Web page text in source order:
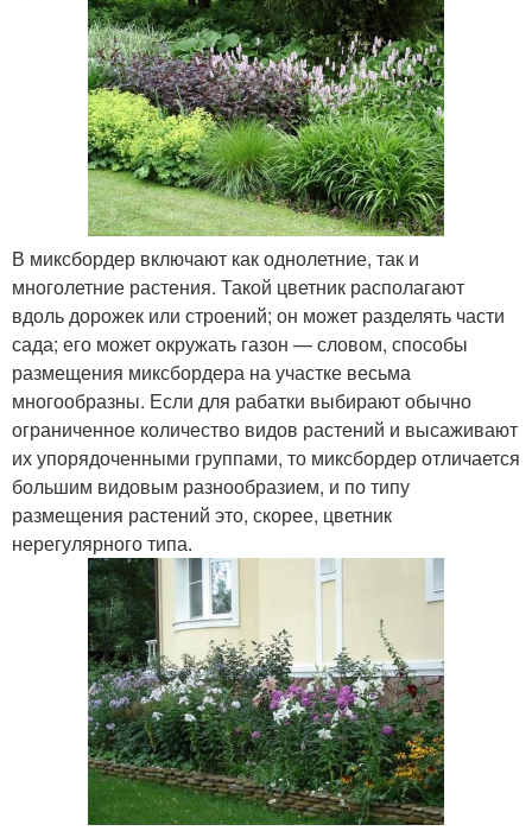
В миксбордер включают как однолетние, так и
многолетние растения. Такой цветник располагают
вдоль дорожек или строений; он может разделять части
сада; его может окружать газон — словом, способы
размещения миксбордера на участке весьма
многообразны. Если для рабатки выбирают обычно
ограниченное количество видов растений и высаживают
их упорядоченными группами, то миксбордер отличается
большим видовым разнообразием, и по типу
размещения растений это, скорее, цветник
нерегулярного типа.